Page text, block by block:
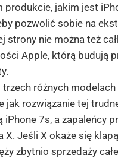
produkcie, jakim jest
pozwolić sobie na
strony nie można też
Apple, którą budują
różnych modelach
jak rozwiązanie tej
iPhone 7s, a zapaleńcy
X. Jeśli X okaże się
zbytnio sprzedaży